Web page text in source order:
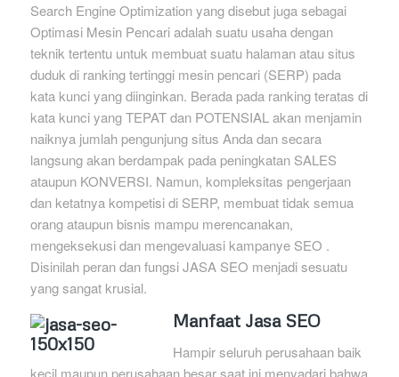
Search Engine Optimization yang disebut juga sebagai
Optimasi Mesin Pencari adalah suatu usaha dengan
teknik tertentu untuk membuat suatu halaman atau situs
duduk di ranking tertinggi mesin pencari (SERP) pada
kata kunci yang diinginkan. Berada pada ranking teratas di
kata kunci yang TEPAT dan POTENSIAL akan menjamin
naiknya jumlah pengunjung situs Anda dan secara
langsung akan berdampak pada peningkatan SALES
ataupun KONVERSI. Namun, kompleksitas pengerjaan
dan ketatnya kompetisi di SERP, membuat tidak semua
orang ataupun bisnis mampu merencanakan,
mengeksekusi dan mengevaluasi kampanye SEO .
Disinilah peran dan fungsi JASA SEO menjadi sesuatu
yang sangat krusial.
Manfaat Jasa SEO
Hampir seluruh perusahaan baik
kecil maupun perusahaan besar saat ini menyadari bahwa